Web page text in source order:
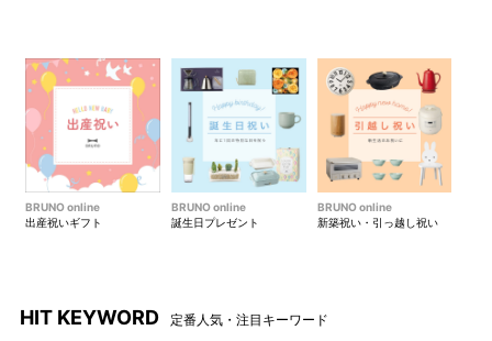
ールドのプレートがアクセン
トに。
セット内容 パッケージ
● 穏やかでナチュラルな印象のプチフェイスタオル
BRUNO online
出産祝いギフト
BRUNO online
誕生日プレゼント
BRUNO online
新築祝い・引っ越し祝い
HIT KEYWORD 定番人気・注目キーワード